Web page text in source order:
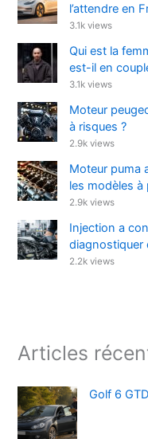
l’attendre en
3.1k views
Qui est la
est-il en
3.1k views
Moteur
à risques ?
2.9k views
Moteur puma
les modèles à
2.9k views
Injection a
diagnostiquer
2.2k views
Articles
Golf 6